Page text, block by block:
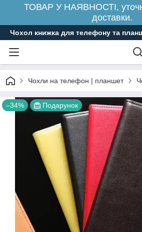
ТОВАР У НАЯВНОСТІ,
доставки.
Чохол книжка для телефону та
Чохли на телефон | планшет
–34% Подарунок